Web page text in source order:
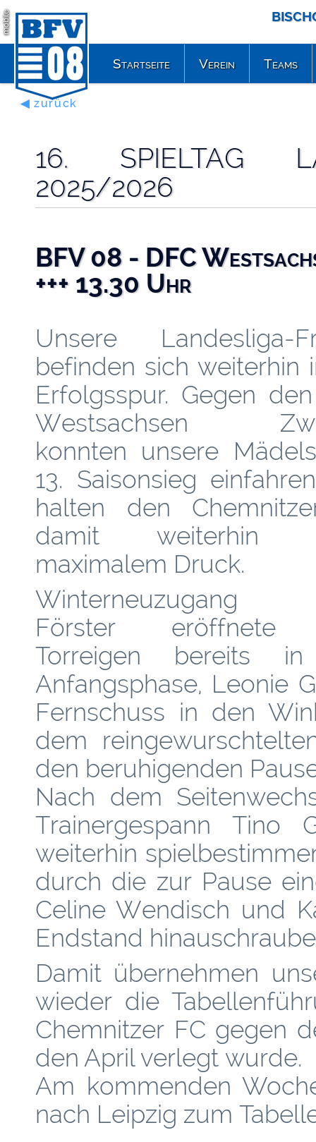
mobile
◀ zurück
16. SPIELTAG
2025/2026
BFV 08 - DFC
+++ 13.30 Uhr
Unsere Landesliga-
befinden sich weiterhin
Erfolgsspur. Gegen
Westsachsen
konnten unsere
13. Saisonsieg
halten den
damit weiterhin
maximalem Druck.
Winterneuzugang
Förster eröffnete
Torreigen bereits
Anfangsphase, Leonie
Fernschuss in den
dem
den beruhigenden
Nach dem
Trainergespann Tino
weiterhin
durch die zur Pause
Celine Wendisch und
Endstand
Damit übernehmen
wieder die
Chemnitzer FC gegen
den April verlegt wurde.
Am kommenden
nach Leipzig zum
Startseite Verein Teams